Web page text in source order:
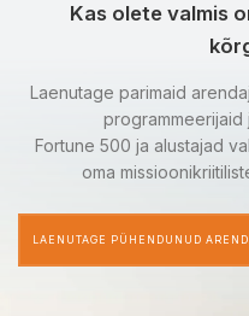
Kas olete valmis
Laenutage parimaid
programmeerijaid
Fortune 500 ja alustajad
oma
LAENUTAGE PÜHENDUNUD